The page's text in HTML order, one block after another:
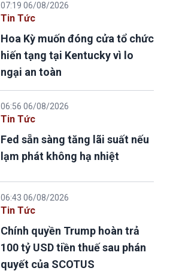
07:19 06/08/2026
Tin Tức
Hoa Kỳ muốn đóng cửa tổ chức
hiến tạng tại Kentucky vì lo
ngại an toàn
06:56 06/08/2026
Tin Tức
Fed sẵn sàng tăng lãi suất nếu
lạm phát không hạ nhiệt
06:43 06/08/2026
Tin Tức
Chính quyền Trump hoàn trả
100 tỷ USD tiền thuế sau phán
quyết của SCOTUS